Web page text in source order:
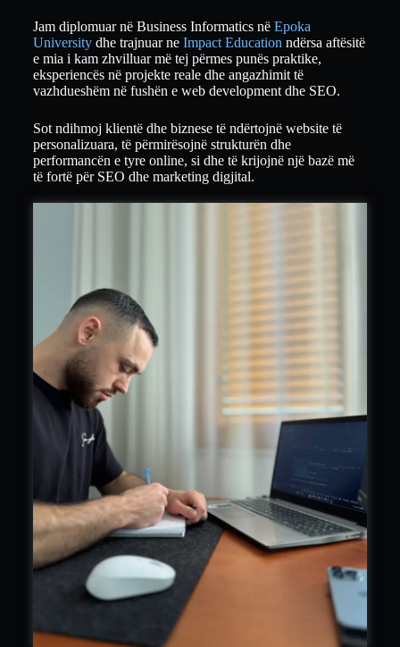
Jam diplomuar në Business Informatics në Epoka
Universitydhe trajnuar ne Impact Education ndërsa aftësitë
e mia i kam zhvilluar më tej përmes punës praktike,
eksperiencës në projekte reale dhe angazhimit të
vazhdueshëm në fushën e web development dhe SEO.
Sot ndihmoj klientë dhe biznese të ndërtojnë website të
personalizuara, të përmirësojnë strukturën dhe
performancën e tyre online, si dhe të krijojnë një bazë më
të fortë për SEO dhe marketing digjital.